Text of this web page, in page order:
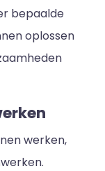
bepaalde
oplossen
werken,